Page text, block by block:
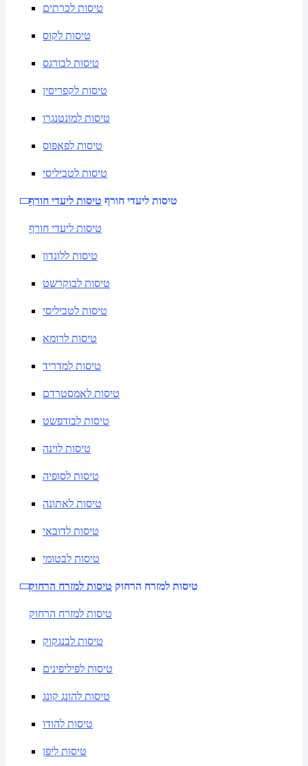
טיסות לכרתים
טיסות לקוס
טיסות לבורגס
טיסות לקפריסין
טיסות למונטנגרו
טיסות לפאפוס
טיסות לטביליסי
טיסות ליעדי חורף טיסות ליעדי חורף
טיסות ליעדי חורף
טיסות ללונדון
טיסות לבוקרשט
טיסות לטביליסי
טיסות לרומא
טיסות למדריד
טיסות לאמסטרדם
טיסות לבודפשט
טיסות לוינה
טיסות לסופיה
טיסות לאתונה
טיסות לדובאי
טיסות לבטומי
טיסות למזרח הרחוק טיסות למזרח הרחוק
טיסות למזרח הרחוק
טיסות לבנגקוק
טיסות לפיליפינים
טיסות להונג קונג
טיסות להודו
טיסות ליפן